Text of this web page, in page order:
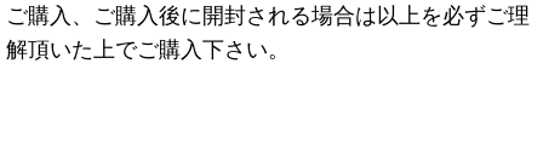
ご購入、ご購入後に開封される場合は以上を必ずご理
解頂いた上でご購入下さい。